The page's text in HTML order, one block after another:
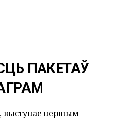
ПАКЕТАЎ
выступае першым